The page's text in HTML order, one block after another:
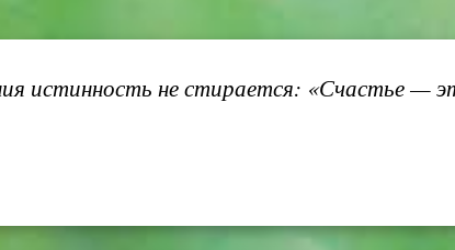
истинность не стирается: «Счастье —